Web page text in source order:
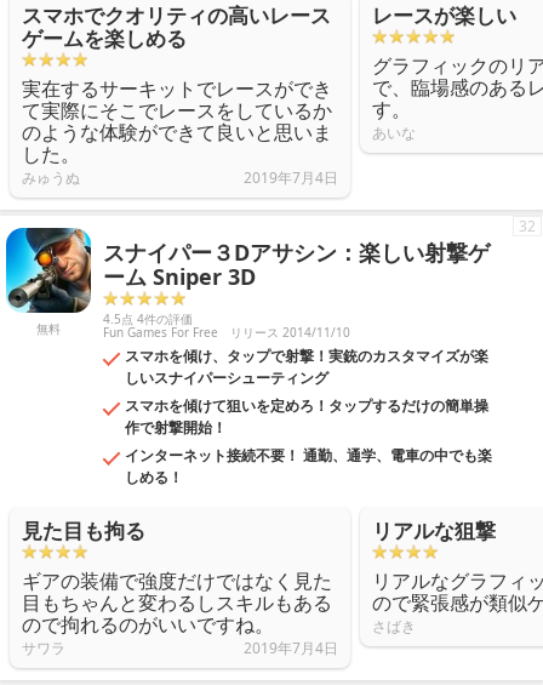
スマホでクオリティの高いレース
ゲームを楽しめる
実在するサーキットでレースができ
て実際にそこでレースをしているか
のような体験ができて良いと思いま
した。
みゅうぬ 2019年7月4日
レースが楽しい
グラフィックのリ
で、臨場感のある
す。
あいな
無料
スナイパー３Dアサシン：楽しい射撃ゲ
ーム Sniper 3D
4.5点 4件の評価
Fun Games For Free リリース 2014/11/10
スマホを傾け、タップで射撃！実銃のカスタマイズが楽
しいスナイパーシューティング
スマホを傾けて狙いを定めろ！タップするだけの簡単操
作で射撃開始！
インターネット接続不要！ 通勤、通学、電車の中でも楽
しめる！
32
見た目も拘る
ギアの装備で強度だけではなく見た
目もちゃんと変わるしスキルもある
ので拘れるのがいいですね。
サワラ 2019年7月4日
リアルな狙撃
リアルなグラフィ
ので緊張感が類似
さばき